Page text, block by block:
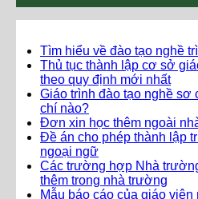
Tìm hiểu về đào tạo nghề
Thủ tục thành lập cơ sở
theo quy định mới nhất
Giáo trình đào tạo nghề sơ
chí nào?
Đơn xin học thêm ngoài
Đề án cho phép thành lập
ngoại ngữ
Các trường hợp Nhà
thêm trong nhà trường
Mẫu báo cáo của giáo